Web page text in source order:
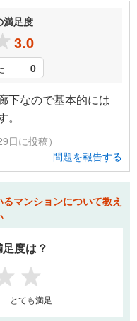
満足度
3.0
0
下なので基本的には
日に投稿）
問題を報告する
マンションについて教え
度は？
4 5
とても満足